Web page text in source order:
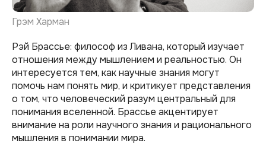
Грэм Харман
Рэй Брассье: философ из Ливана, который изучает
отношения между мышлением и реальностью. Он
интересуется тем, как научные знания могут
помочь нам понять мир, и критикует представления
о том, что человеческий разум центральный для
понимания вселенной. Брассье акцентирует
внимание на роли научного знания и рационального
мышления в понимании мира.